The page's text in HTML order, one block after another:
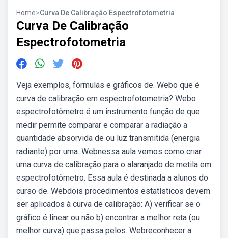
Home>Curva De Calibração Espectrofotometria
Curva De Calibração
Espectrofotometria
Veja exemplos, fórmulas e gráficos de. Webo que é
curva de calibração em espectrofotometria? Webo
espectrofotômetro é um instrumento função de que
medir permite comparar e comparar a radiação a
quantidade absorvida de ou luz transmitida (energia
radiante) por uma. Webnessa aula vemos como criar
uma curva de calibração para o alaranjado de metila em
espectrofotômetro. Essa aula é destinada a alunos do
curso de. Webdois procedimentos estatísticos devem
ser aplicados à curva de calibração: A) verificar se o
gráfico é linear ou não b) encontrar a melhor reta (ou
melhor curva) que passa pelos. Webreconhecer a